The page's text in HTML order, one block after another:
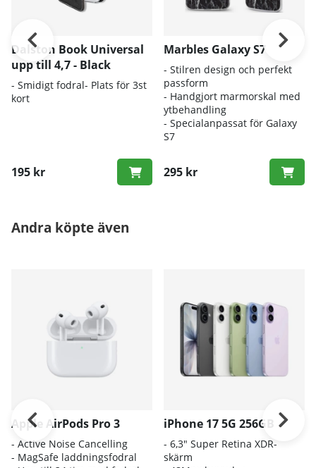
Dalston Book Universal
upp till 4,7 - Black
- Smidigt fodral- Plats för 3st
kort
195 kr
Marbles Galaxy S7
- Stilren design och perfekt
passform
- Handgjort marmorskal med
ytbehandling
- Specialanpassat för Galaxy
S7
295 kr
Andra köpte även
Apple AirPods Pro 3
- Active Noise Cancelling
- MagSafe laddningsfodral
iPhone 17 5G 256GB
- 6,3" Super Retina XDR-
skärm